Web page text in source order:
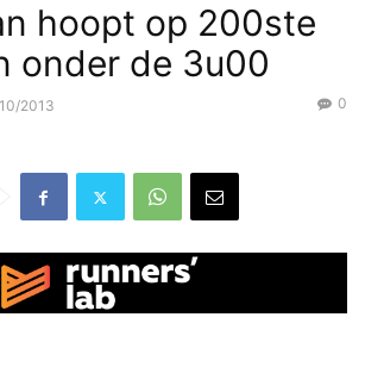
hoopt op 200ste
onder de 3u00
2013 0